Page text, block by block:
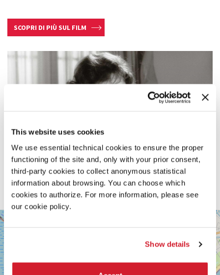
This website uses cookies
We use essential technical cookies to ensure the proper
functioning of the site and, only with your prior consent,
third-party cookies to collect anonymous statistical
information about browsing. You can choose which
cookies to authorize. For more information, please see
our cookie policy.
Show details
SCOPRI DI PIÙ SUL FILM
SALA
VOLPI
LUNGOMARE
MARCONI
30126
LIDO